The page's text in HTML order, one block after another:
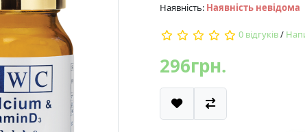
Наявність: Наявність невідома
0 відгуків/
296грн.